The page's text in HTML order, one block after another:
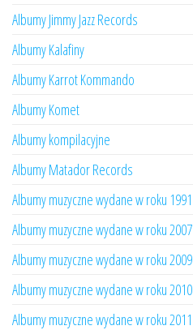
Albumy Jimmy Jazz Records
Albumy Kalafiny
Albumy Karrot Kommando
Albumy Komet
Albumy kompilacyjne
Albumy Matador Records
Albumy muzyczne wydane w roku 1991
Albumy muzyczne wydane w roku 2007
Albumy muzyczne wydane w roku 2009
Albumy muzyczne wydane w roku 2010
Albumy muzyczne wydane w roku 2011